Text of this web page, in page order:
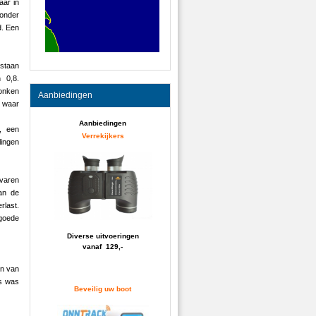
in
Een
0,8.
waar
een
de
van
was
Aanbiedingen
Aanbiedingen
Verrekijkers
Diverse uitvoeringen
vanaf 129,-
Beveilig uw boot